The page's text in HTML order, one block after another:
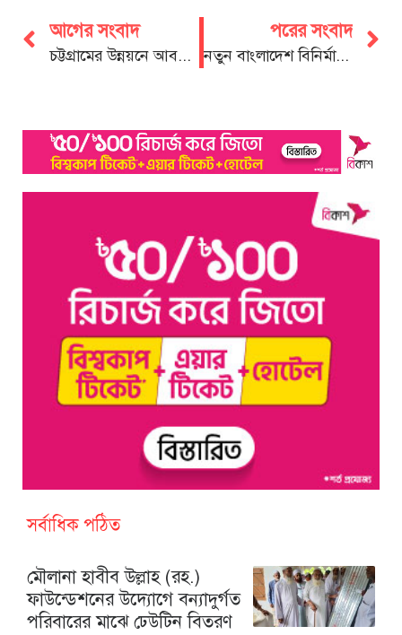
আগের সংবাদ
চট্টগ্রামের উন্নয়নে আবদুল্লাহ আল নোমানের অবদান চিরস্মরণীয়: ডা. শাহাদাত
পরের সংবাদ
নতুন বাংলাদেশ বিনির্মাণে নির্বাচন-পরবর্তী সহিংসতা বন্ধের আহ্বান গোলাম পরওয়ারের
সর্বাধিক পঠিত
মৌলানা হাবীব উল্লাহ (রহ.)
ফাউন্ডেশনের উদ্যোগে বন্যাদুর্গত
পরিবারের মাঝে ঢেউটিন বিতরণ